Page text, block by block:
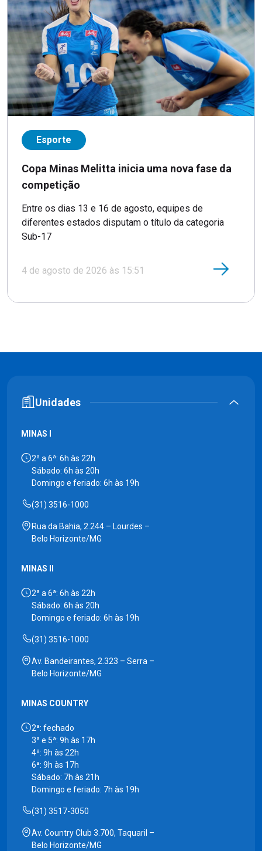
Esporte
Copa Minas Melitta inicia uma nova fase da
competição
Entre os dias 13 e 16 de agosto, equipes de
diferentes estados disputam o título da categoria
Sub-17
4 de agosto de 2026 às 15:51
Unidades
MINAS I
2ª a 6ª: 6h às 22h
Sábado: 6h às 20h
Domingo e feriado: 6h às 19h
(31) 3516-1000
Rua da Bahia, 2.244 – Lourdes –
Belo Horizonte/MG
MINAS II
2ª a 6ª: 6h às 22h
Sábado: 6h às 20h
Domingo e feriado: 6h às 19h
(31) 3516-1000
Av. Bandeirantes, 2.323 – Serra –
Belo Horizonte/MG
MINAS COUNTRY
2ª: fechado
3ª e 5ª: 9h às 17h
4ª: 9h às 22h
6ª: 9h às 17h
Sábado: 7h às 21h
Domingo e feriado: 7h às 19h
(31) 3517-3050
Av. Country Club 3.700, Taquaril –
Belo Horizonte/MG